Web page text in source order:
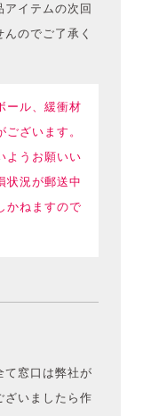
アイテムの次回
のでご了承く
ール、緩衝材
ざいます。
ようお願いい
状況が郵送中
かねますので
て窓口は弊社が
ざいましたら作